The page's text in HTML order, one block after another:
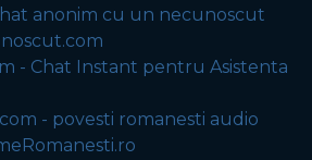
anonim cu un necunoscut
- Chat Instant pentru Asistenta
- povesti romanesti audio